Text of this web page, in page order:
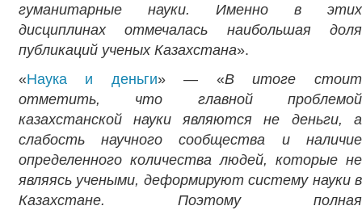
гуманитарные науки. Именно в этих
дисциплинах отмечалась наибольшая доля
публикаций ученых Казахстана».
«Наука и деньги» — «В итоге стоит
отметить, что главной проблемой
казахстанской науки являются не деньги, а
слабость научного сообщества и наличие
определенного количества людей, которые не
являясь учеными, деформируют систему науки в
Казахстане. Поэтому полная